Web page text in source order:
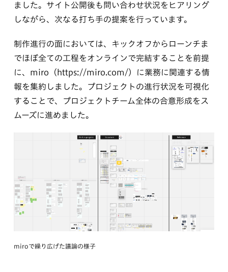
ました。サイト公開後も問い合わせ状況をヒアリング
しながら、次なる打ち手の提案を行っています。
制作進行の面においては、キックオフからローンチま
でほぼ全ての工程をオンラインで完結することを前提
に、miro（https://miro.com/）に業務に関連する情
報を集約しました。プロジェクトの進行状況を可視化
することで、プロジェクトチーム全体の合意形成をス
ムーズに進めました。
miroで繰り広げた議論の様子